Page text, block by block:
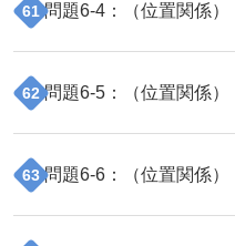
61 問題6-4 ：（位置関係）
62 問題6-5 ：（位置関係）
63 問題6-6 ：（位置関係）